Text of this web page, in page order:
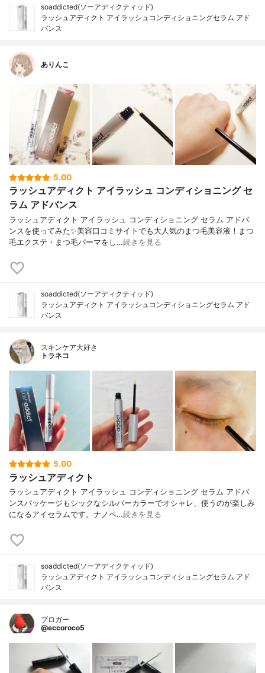
soaddicted(ソーアディクティッド)
ラッシュアディクト アイラッシュコンディショニングセラム アド
バンス
ありんこ
5.00
ラッシュアディクト アイラッシュ コンディショニング セ
ラム アドバンス
ラッシュアディクト アイラッシュ コンディショニング セラム アドバ
ンスを使ってみた✨美容口コミサイトでも大人気のまつ毛美容液！まつ
毛エクステ・まつ毛パーマをし…続きを見る
soaddicted(ソーアディクティッド)
ラッシュアディクト アイラッシュコンディショニングセラム アド
バンス
スキンケア大好き
トラネコ
5.00
ラッシュアディクト
ラッシュアディクト アイラッシュ コンディショニング セラム アドバ
ンスパッケージもシックなシルバーカラーでオシャレ、使うのが楽しみ
になるアイセラムです。ナノペ…続きを見る
soaddicted(ソーアディクティッド)
ラッシュアディクト アイラッシュコンディショニングセラム アド
バンス
ブロガー
@eccoroco5